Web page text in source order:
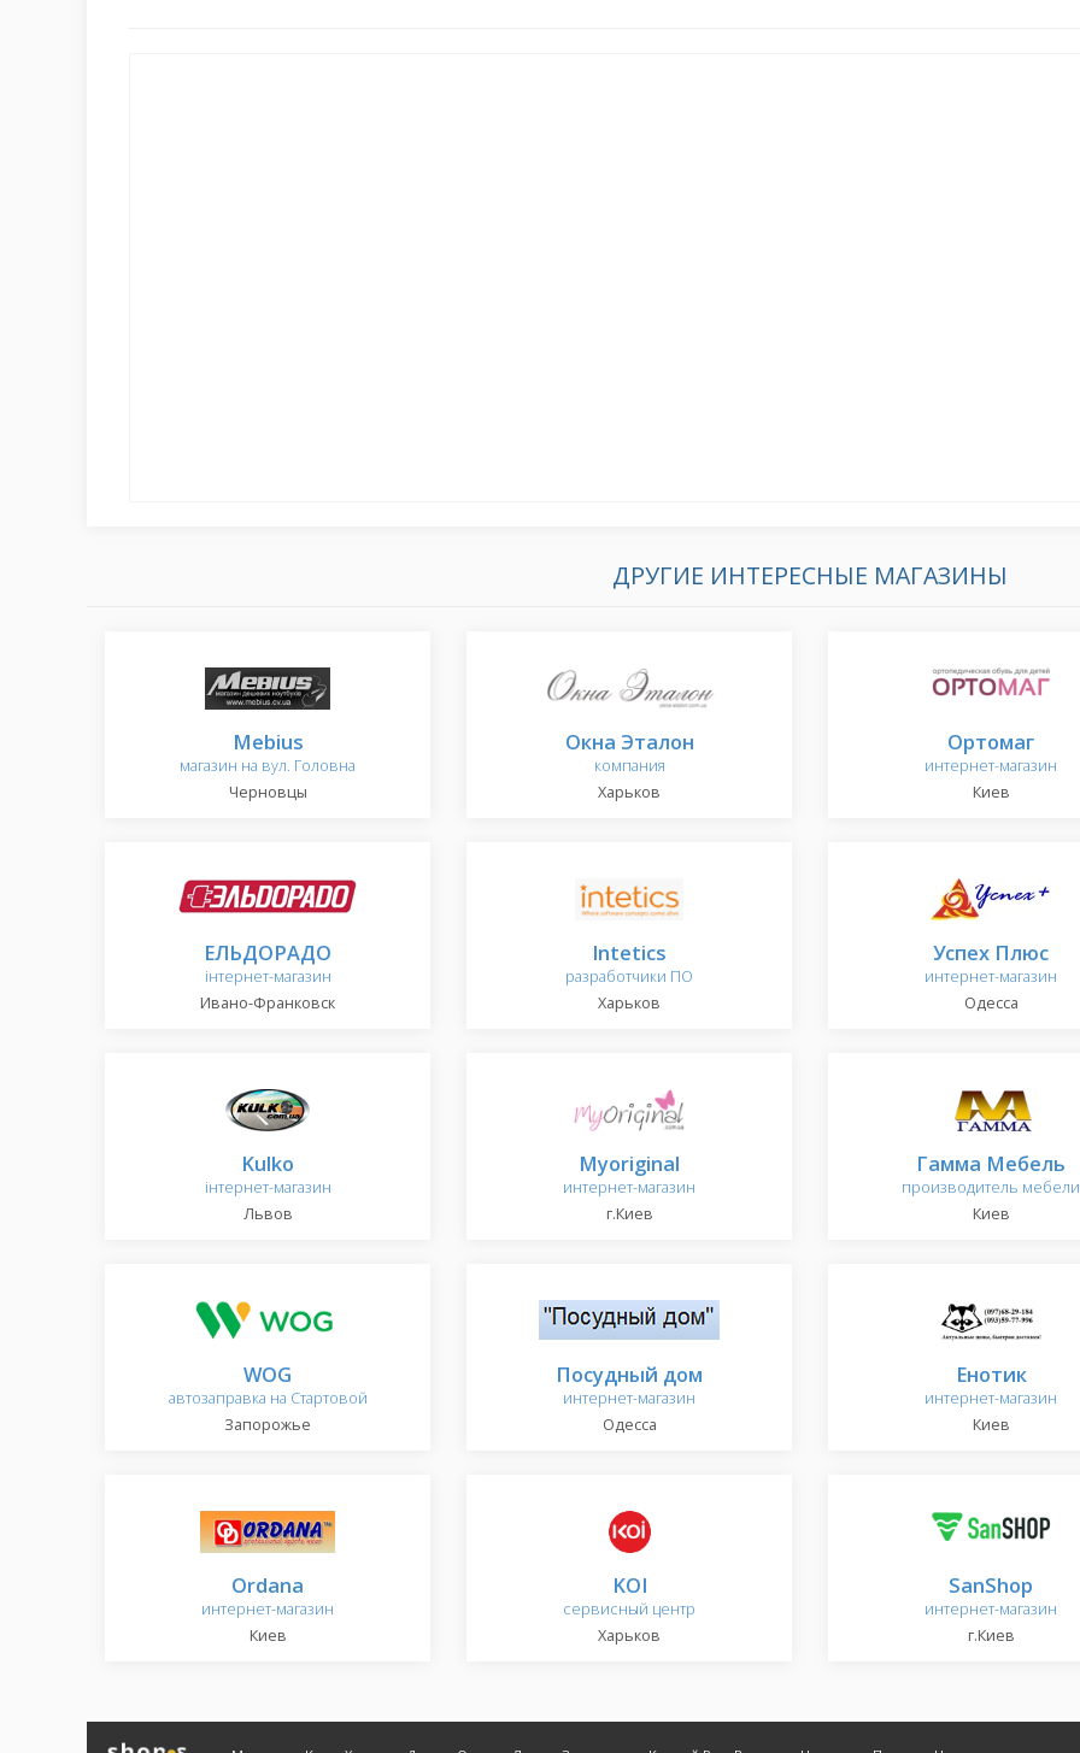
ДРУГИЕ ИНТЕРЕСНЫЕ МАГАЗИНЫ
Mebius
магазин на вул. Головна
Черновцы
Окна Эталон
компания
Харьков
Ортомаг
интернет-магазин
Киев
ЕЛЬДОРАДО
інтернет-магазин
Ивано-Франковск
Intetics
разработчики ПО
Харьков
Успех Плюс
интернет-магазин
Одесса
Kulko
інтернет-магазин
Львов
Myoriginal
интернет-магазин
г.Киев
Гамма Мебель
производитель мебели
Киев
WOG
автозаправка на Стартовой
Запорожье
Посудный дом
интернет-магазин
Одесса
Енотик
интернет-магазин
Киев
Ordana
интернет-магазин
Киев
KOI
сервисный центр
Харьков
SanShop
интернет-магазин
г.Киев